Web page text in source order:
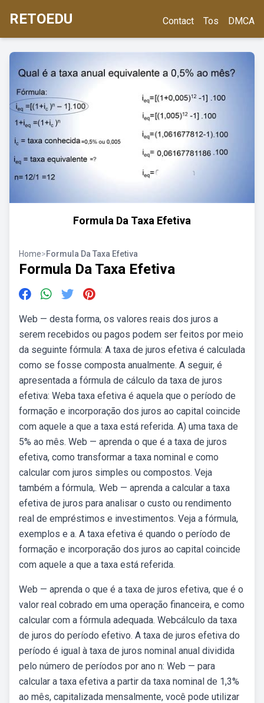
RETOEDU Contact Tos DMCA
Formula Da Taxa Efetiva
Home>Formula Da Taxa Efetiva
Formula Da Taxa Efetiva
Web — desta forma, os valores reais dos juros a
serem recebidos ou pagos podem ser feitos por meio
da seguinte fórmula: A taxa de juros efetiva é calculada
como se fosse composta anualmente. A seguir, é
apresentada a fórmula de cálculo da taxa de juros
efetiva: Weba taxa efetiva é aquela que o período de
formação e incorporação dos juros ao capital coincide
com aquele a que a taxa está referida. A) uma taxa de
5% ao mês. Web — aprenda o que é a taxa de juros
efetiva, como transformar a taxa nominal e como
calcular com juros simples ou compostos. Veja
também a fórmula,. Web — aprenda a calcular a taxa
efetiva de juros para analisar o custo ou rendimento
real de empréstimos e investimentos. Veja a fórmula,
exemplos e a. A taxa efetiva é quando o período de
formação e incorporação dos juros ao capital coincide
com aquele a que a taxa está referida.
Web — aprenda o que é a taxa de juros efetiva, que é o
valor real cobrado em uma operação financeira, e como
calcular com a fórmula adequada. Webcálculo da taxa
de juros do período efetivo. A taxa de juros efetiva do
período é igual à taxa de juros nominal anual dividida
pelo número de períodos por ano n: Web — para
calcular a taxa efetiva a partir da taxa nominal de 1,3%
ao mês, capitalizada mensalmente, você pode utilizar